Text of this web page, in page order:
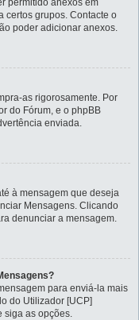
permitido anexos em
certos grupos. Contacte o
poder adicionar anexos.
as rigorosamente. Por
do Fórum, e o phpBB
enviada.
à mensagem que deseja
Mensagens. Clicando
denunciar a mensagem.
para enviá-la mais
do Utilizador [UCP]
siga as opções.